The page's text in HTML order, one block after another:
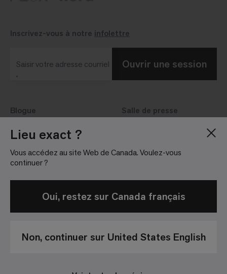
Lieu exact ?
Vous accédez au site Web de Canada. Voulez-vous
continuer ?
Oui, restez sur Canada français
Non, continuer sur United States English
Blogue
À propos de nous
Sites
Salle de presse
Lignes directrices
Inscrivez-vous à notre infolettre
Saisir votre adresse courriel Ouvrir une session
Politique de
Conditions
Avis de non-